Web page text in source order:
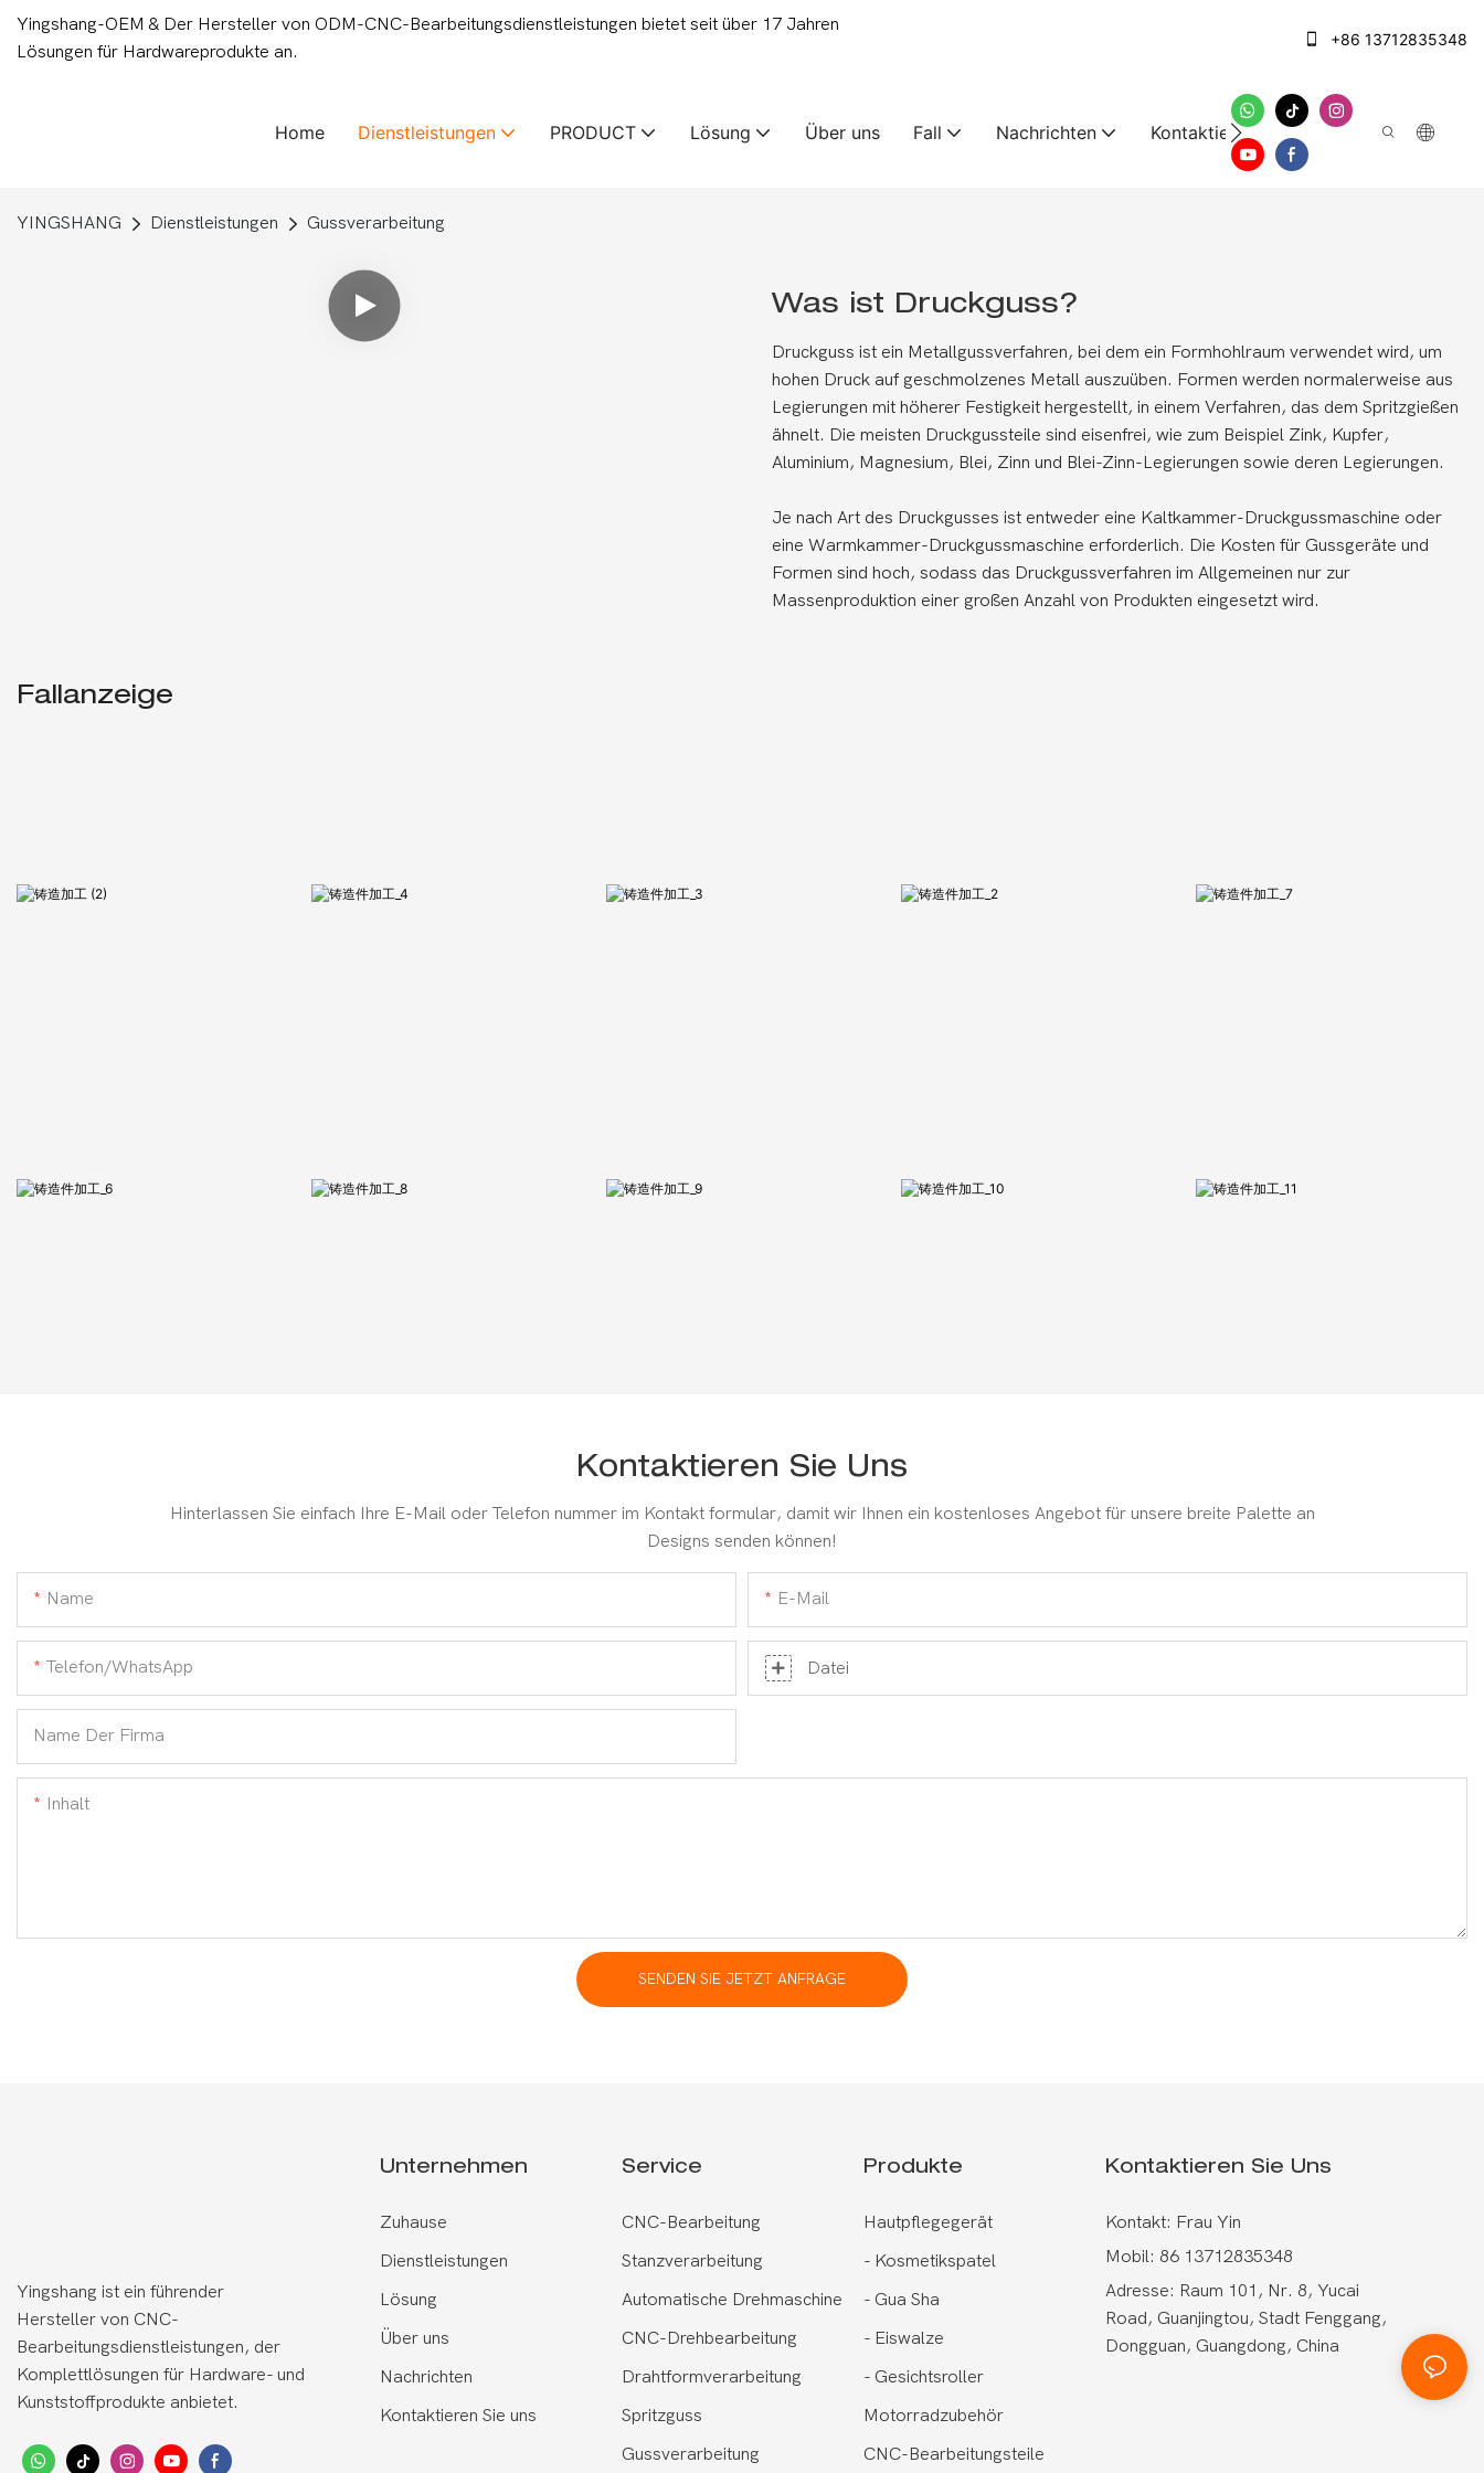
Yingshang-OEM & Der Hersteller von ODM-CNC-Bearbeitungsdienstleistungen bietet seit über 17 Jahren
Lösungen für Hardwareprodukte an.
+86 13712835348
Home Dienstleistungen PRODUCT Lösung Über uns Fall Nachrichten Kontaktieren Sie uns
YINGSHANG Dienstleistungen Gussverarbeitung
Was ist Druckguss?
Druckguss ist ein Metallgussverfahren, bei dem ein Formhohlraum verwendet wird, um
hohen Druck auf geschmolzenes Metall auszuüben. Formen werden normalerweise aus
Legierungen mit höherer Festigkeit hergestellt, in einem Verfahren, das dem Spritzgießen
ähnelt. Die meisten Druckgussteile sind eisenfrei, wie zum Beispiel Zink, Kupfer,
Aluminium, Magnesium, Blei, Zinn und Blei-Zinn-Legierungen sowie deren Legierungen.
Je nach Art des Druckgusses ist entweder eine Kaltkammer-Druckgussmaschine oder
eine Warmkammer-Druckgussmaschine erforderlich. Die Kosten für Gussgeräte und
Formen sind hoch, sodass das Druckgussverfahren im Allgemeinen nur zur
Massenproduktion einer großen Anzahl von Produkten eingesetzt wird.
Fallanzeige
Kontaktieren Sie Uns
Hinterlassen Sie einfach Ihre E-Mail oder Telefon nummer im Kontakt formular, damit wir Ihnen ein kostenloses Angebot für unsere breite Palette an
Designs senden können!
Name E-Mail
Telefon/WhatsApp Datei
Name Der Firma
Inhalt
SENDEN SIE JETZT ANFRAGE
Yingshang ist ein führender
Hersteller von CNC-
Bearbeitungsdienstleistungen, der
Komplettlösungen für Hardware- und
Kunststoffprodukte anbietet.
Unternehmen
Zuhause
Dienstleistungen
Lösung
Über uns
Nachrichten
Kontaktieren Sie uns
Service
CNC-Bearbeitung
Stanzverarbeitung
Automatische Drehmaschine
CNC-Drehbearbeitung
Drahtformverarbeitung
Spritzguss
Gussverarbeitung
Produkte
Hautpflegegerät
-Kosmetikspatel
-Gua Sha
-Eiswalze
-Gesichtsroller
Motorradzubehör
CNC-Bearbeitungsteile
Kontaktieren Sie Uns
Kontakt: Frau Yin
Mobil: 86 13712835348
Adresse: Raum 101, Nr. 8, Yucai
Road, Guanjingtou, Stadt Fenggang,
Dongguan, Guangdong, China